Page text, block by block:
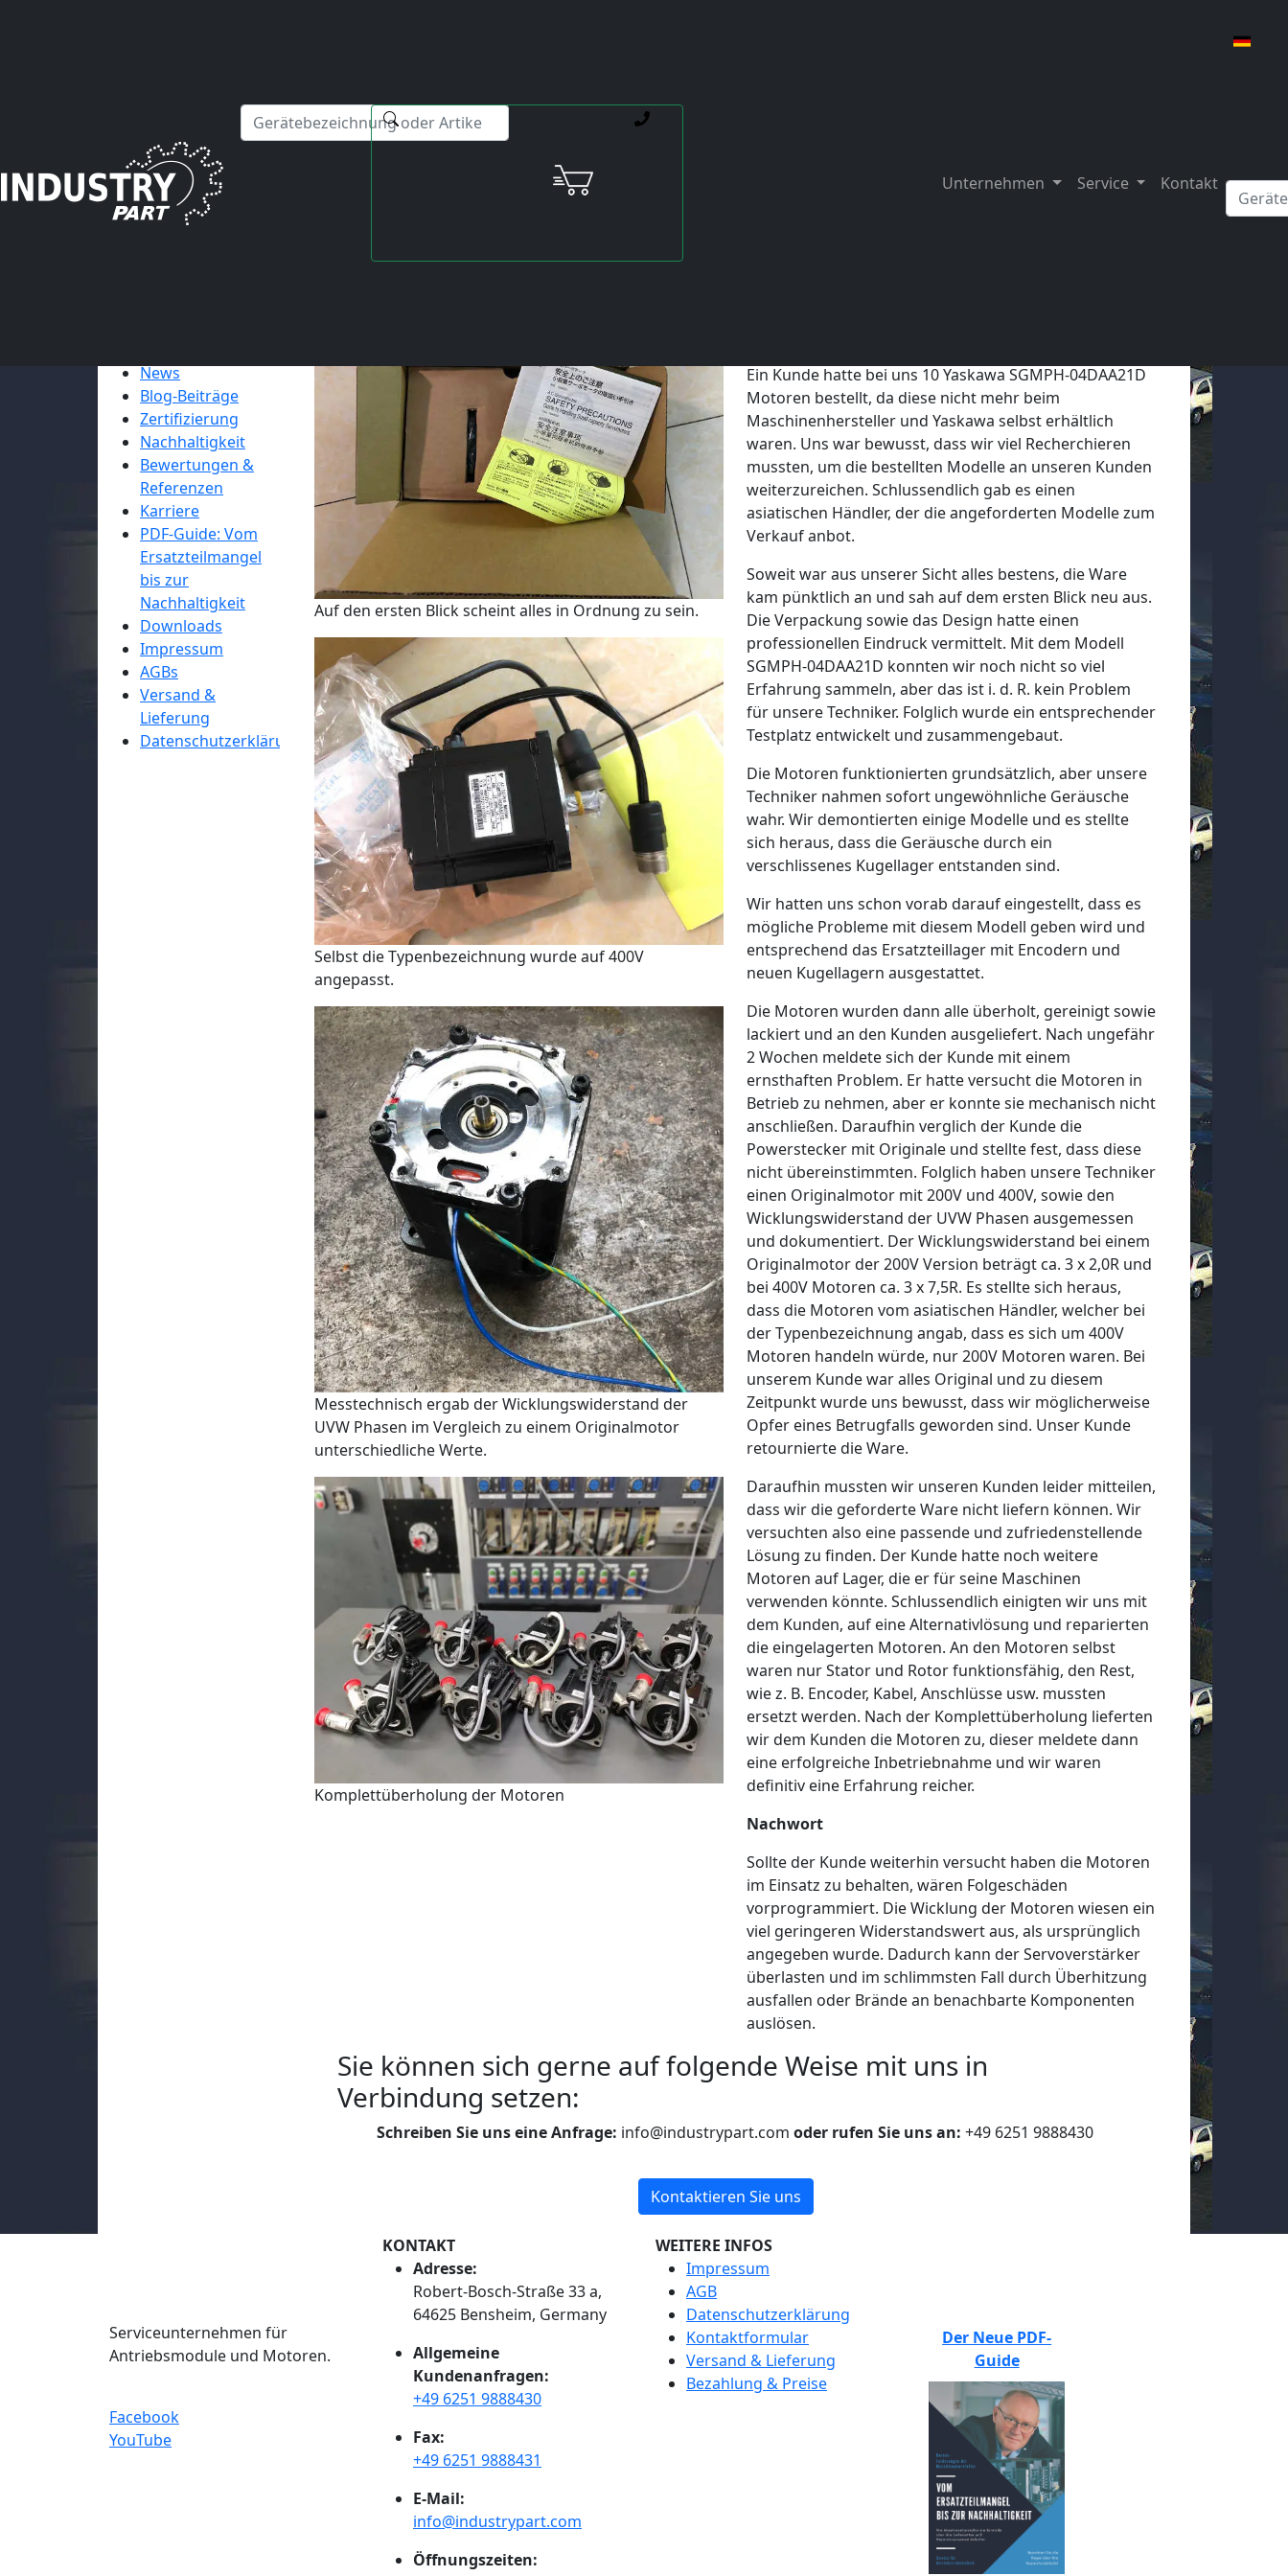
Unternehmen Service Kontakt
Startseite
News
Erfahrung mit asiatischen Händlern
News
Blog-Beiträge
Zertifizierung
Nachhaltigkeit
Bewertungen &
Referenzen
Karriere
PDF-Guide: Vom
Ersatzteilmangel
bis zur
Nachhaltigkeit
Downloads
Impressum
AGBs
Versand &
Lieferung
Datenschutzerklärung
Auf den ersten Blick scheint alles in Ordnung zu sein.
Selbst die Typenbezeichnung wurde auf 400V
angepasst.
Messtechnisch ergab der Wicklungswiderstand der
UVW Phasen im Vergleich zu einem Originalmotor
unterschiedliche Werte.
Komplettüberholung der Motoren
Ein Kunde hatte bei uns 10 Yaskawa SGMPH-04DAA21D
Motoren bestellt, da diese nicht mehr beim
Maschinenhersteller und Yaskawa selbst erhältlich
waren. Uns war bewusst, dass wir viel Recherchieren
mussten, um die bestellten Modelle an unseren Kunden
weiterzureichen. Schlussendlich gab es einen
asiatischen Händler, der die angeforderten Modelle zum
Verkauf anbot.
Soweit war aus unserer Sicht alles bestens, die Ware
kam pünktlich an und sah auf dem ersten Blick neu aus.
Die Verpackung sowie das Design hatte einen
professionellen Eindruck vermittelt. Mit dem Modell
SGMPH-04DAA21D konnten wir noch nicht so viel
Erfahrung sammeln, aber das ist i. d. R. kein Problem
für unsere Techniker. Folglich wurde ein entsprechender
Testplatz entwickelt und zusammengebaut.
Die Motoren funktionierten grundsätzlich, aber unsere
Techniker nahmen sofort ungewöhnliche Geräusche
wahr. Wir demontierten einige Modelle und es stellte
sich heraus, dass die Geräusche durch ein
verschlissenes Kugellager entstanden sind.
Wir hatten uns schon vorab darauf eingestellt, dass es
mögliche Probleme mit diesem Modell geben wird und
entsprechend das Ersatzteillager mit Encodern und
neuen Kugellagern ausgestattet.
Die Motoren wurden dann alle überholt, gereinigt sowie
lackiert und an den Kunden ausgeliefert. Nach ungefähr
2 Wochen meldete sich der Kunde mit einem
ernsthaften Problem. Er hatte versucht die Motoren in
Betrieb zu nehmen, aber er konnte sie mechanisch nicht
anschließen. Daraufhin verglich der Kunde die
Powerstecker mit Originale und stellte fest, dass diese
nicht übereinstimmten. Folglich haben unsere Techniker
einen Originalmotor mit 200V und 400V, sowie den
Wicklungswiderstand der UVW Phasen ausgemessen
und dokumentiert. Der Wicklungswiderstand bei einem
Originalmotor der 200V Version beträgt ca. 3 x 2,0R und
bei 400V Motoren ca. 3 x 7,5R. Es stellte sich heraus,
dass die Motoren vom asiatischen Händler, welcher bei
der Typenbezeichnung angab, dass es sich um 400V
Motoren handeln würde, nur 200V Motoren waren. Bei
unserem Kunde war alles Original und zu diesem
Zeitpunkt wurde uns bewusst, dass wir möglicherweise
Opfer eines Betrugfalls geworden sind. Unser Kunde
retournierte die Ware.
Daraufhin mussten wir unseren Kunden leider mitteilen,
dass wir die geforderte Ware nicht liefern können. Wir
versuchten also eine passende und zufriedenstellende
Lösung zu finden. Der Kunde hatte noch weitere
Motoren auf Lager, die er für seine Maschinen
verwenden könnte. Schlussendlich einigten wir uns mit
dem Kunden, auf eine Alternativlösung und reparierten
die eingelagerten Motoren. An den Motoren selbst
waren nur Stator und Rotor funktionsfähig, den Rest,
wie z. B. Encoder, Kabel, Anschlüsse usw. mussten
ersetzt werden. Nach der Komplettüberholung lieferten
wir dem Kunden die Motoren zu, dieser meldete dann
eine erfolgreiche Inbetriebnahme und wir waren
definitiv eine Erfahrung reicher.
Nachwort
Sollte der Kunde weiterhin versucht haben die Motoren
im Einsatz zu behalten, wären Folgeschäden
vorprogrammiert. Die Wicklung der Motoren wiesen ein
viel geringeren Widerstandswert aus, als ursprünglich
angegeben wurde. Dadurch kann der Servoverstärker
überlasten und im schlimmsten Fall durch Überhitzung
ausfallen oder Brände an benachbarte Komponenten
auslösen.
Sie können sich gerne auf folgende Weise mit uns in
Verbindung setzen:
Schreiben Sie uns eine Anfrage: info@industrypart.com oder rufen Sie uns an: +49 6251 9888430
Kontaktieren Sie uns
Serviceunternehmen für
Antriebsmodule und Motoren.
Facebook
YouTube
KONTAKT
Adresse:
Robert-Bosch-Straße 33 a,
64625 Bensheim, Germany
Allgemeine
Kundenanfragen:
+49 6251 9888430
Fax:
+49 6251 9888431
E-Mail:
info@industrypart.com
Öffnungszeiten:
WEITERE INFOS
Impressum
AGB
Datenschutzerklärung
Kontaktformular
Versand & Lieferung
Bezahlung & Preise
Der Neue PDF-
Guide